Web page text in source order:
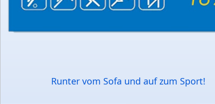
Runter vom Sofa und auf zum Sport!